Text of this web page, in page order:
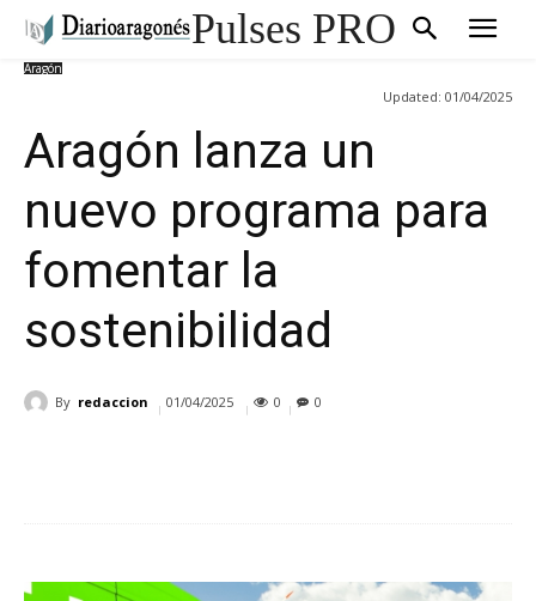
Pulses PRO
Aragón
Updated: 01/04/2025
Aragón lanza un
nuevo programa para
fomentar la
sostenibilidad
By redaccion 01/04/2025 0 0